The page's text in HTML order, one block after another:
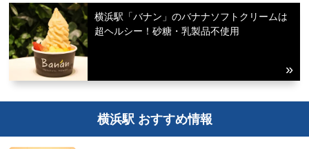
横浜駅「バナン」のバナナソフトクリームは
超ヘルシー！砂糖・乳製品不使用
横浜駅 おすすめ情報